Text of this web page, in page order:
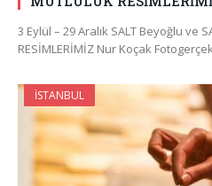
3 Eylül – 29 Aralık SALT Beyoğlu ve
RESİMLERİMİZ Nur Koçak
İSTANBUL